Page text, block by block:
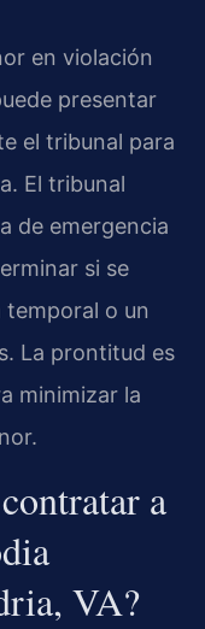
en violación
presentar
el tribunal para
El tribunal
de emergencia
si se
o un
La prontitud es
minimizar la
a
VA?